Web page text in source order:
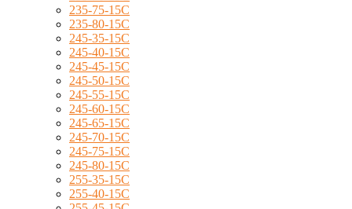
235-75-15C
235-80-15C
245-35-15C
245-40-15C
245-45-15C
245-50-15C
245-55-15C
245-60-15C
245-65-15C
245-70-15C
245-75-15C
245-80-15C
255-35-15C
255-40-15C